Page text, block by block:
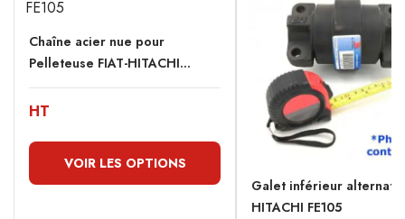
Chaîne acier nue pour
Pelleteuse FIAT-HITACHI...
HT
VOIR LES OPTIONS
Galet inférieur alternatif
HITACHI FE105